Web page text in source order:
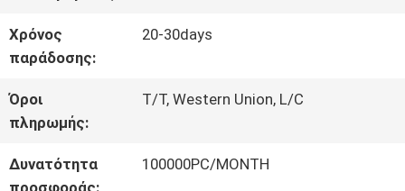
ΕΛΆΤΕ
ΣΕ
ΕΠΑΦΉ
ΜΕ
Χρόνος
παράδοσης:
20-30days
Όροι
πληρωμής:
T/T, Western Union, L/C
Δυνατότητα
100000PC/MONTH